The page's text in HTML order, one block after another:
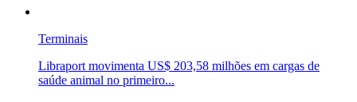
Terminais
Libraport movimenta US$ 203,58 milhões em cargas de
saúde animal no primeiro...